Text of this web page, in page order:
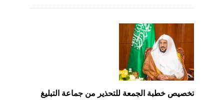
تخصيص خطبة الجمعة للتحذير من جماعة التبليغ